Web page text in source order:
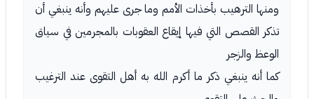
ومنها الترهيب بأخذات الأمم وما جرى عليهم وأنه ينبغي أن
تذكر القصص التي فيها إيقاع العقوبات بالمجرمين في سياق
الوعظ والزجر
كما أنه ينبغي ذكر ما أكرم الله به أهل التقوى عند الترغيب